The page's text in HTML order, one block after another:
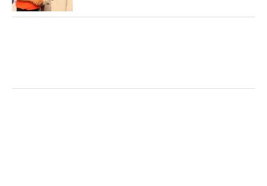
勝つための努力と研究を惜しまない姿勢は健在。ラ